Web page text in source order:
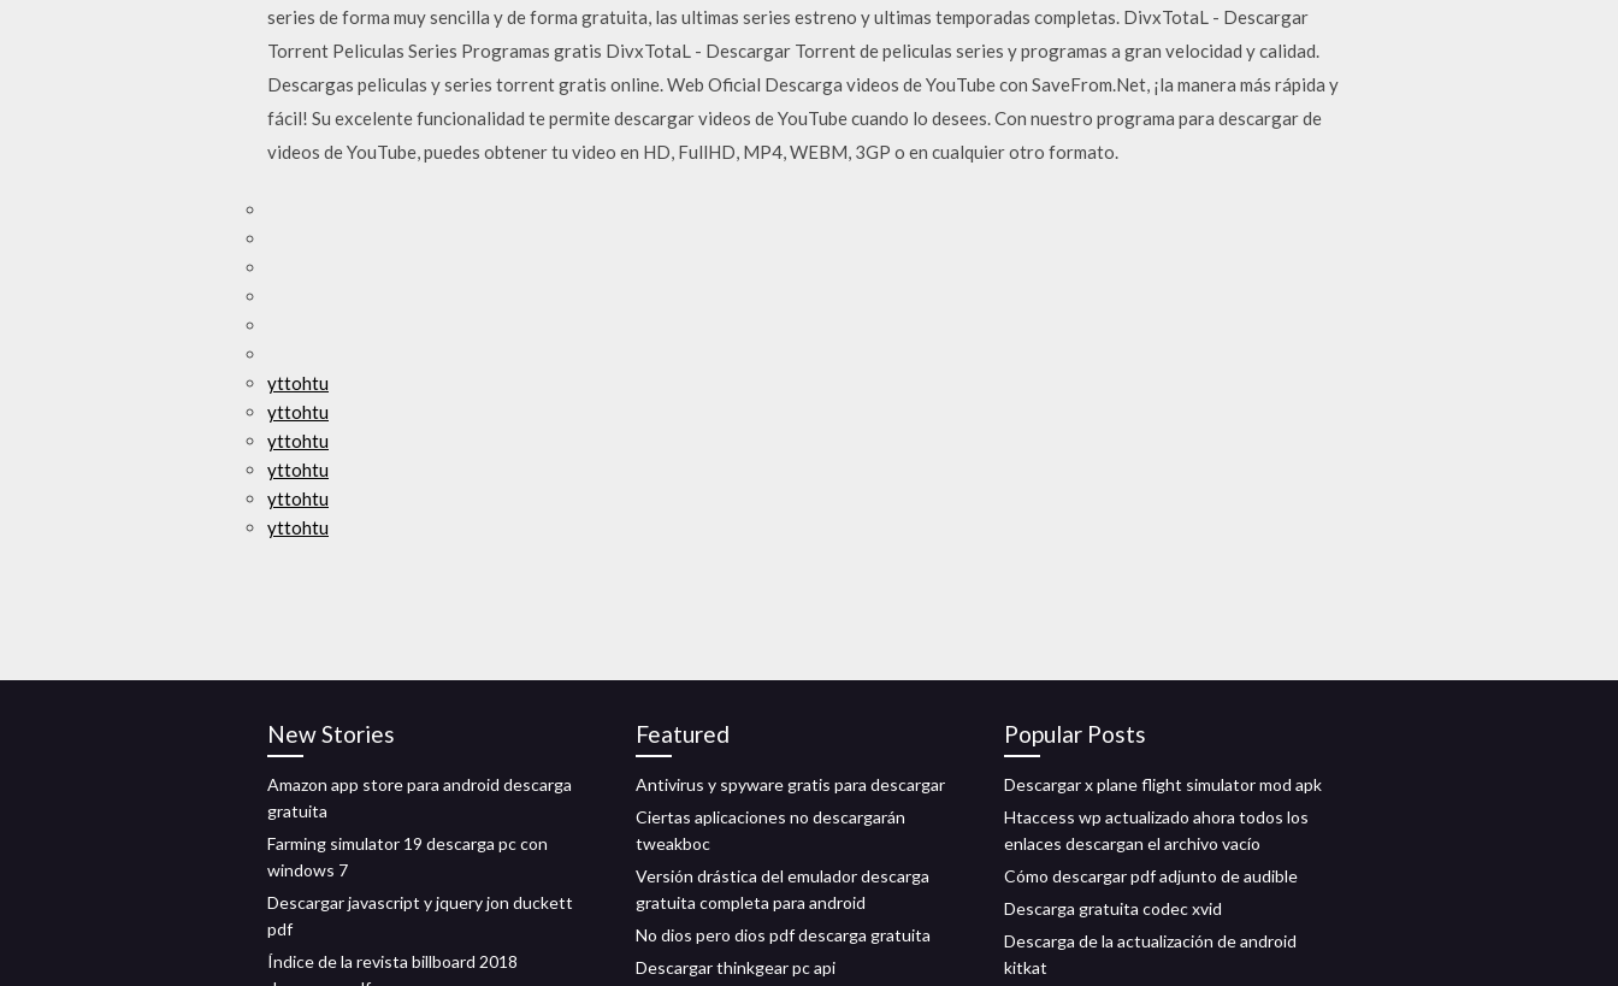
series de forma muy sencilla y de forma gratuita, las ultimas series estreno y ultimas temporadas completas. DivxTotaL - Descargar
Torrent Peliculas Series Programas gratis DivxTotaL - Descargar Torrent de peliculas series y programas a gran velocidad y calidad.
Descargas peliculas y series torrent gratis online. Web Oficial Descarga videos de YouTube con SaveFrom.Net, ¡la manera más rápida y
fácil! Su excelente funcionalidad te permite descargar videos de YouTube cuando lo desees. Con nuestro programa para descargar de
videos de YouTube, puedes obtener tu video en HD, FullHD, MP4, WEBM, 3GP o en cualquier otro formato.
yttohtu
yttohtu
yttohtu
yttohtu
yttohtu
yttohtu
New Stories
Amazon app store para android descarga
gratuita
Farming simulator 19 descarga pc con
windows 7
Descargar javascript y jquery jon duckett
pdf
Índice de la revista billboard 2018
Featured
Antivirus y spyware gratis para descargar
Ciertas aplicaciones no descargarán
tweakboc
Versión drástica del emulador descarga
gratuita completa para android
No dios pero dios pdf descarga gratuita
Descargar thinkgear pc api
Popular Posts
Descargar x plane flight simulator mod apk
Htaccess wp actualizado ahora todos los
enlaces descargan el archivo vacío
Cómo descargar pdf adjunto de audible
Descarga gratuita codec xvid
Descarga de la actualización de android
kitkat